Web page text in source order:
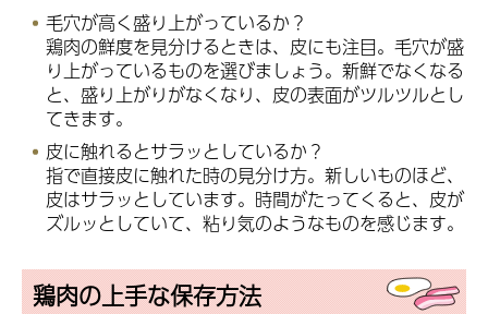
毛穴が高く盛り上がっているか？
鶏肉の鮮度を見分けるときは、皮にも注目。毛穴が盛
り上がっているものを選びましょう。新鮮でなくなる
と、盛り上がりがなくなり、皮の表面がツルツルとし
てきます。
皮に触れるとサラッとしているか？
指で直接皮に触れた時の見分け方。新しいものほど、
皮はサラッとしています。時間がたってくると、皮が
ズルッとしていて、粘り気のようなものを感じます。
鶏肉の上手な保存方法